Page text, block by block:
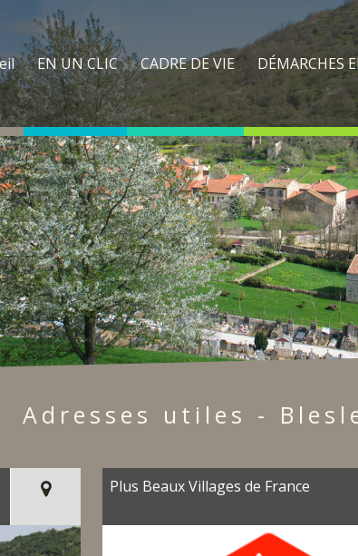
EN UN CLIC CADRE DE VIE DÉMARCHES
Adresses utiles -
Plus Beaux Villages de France